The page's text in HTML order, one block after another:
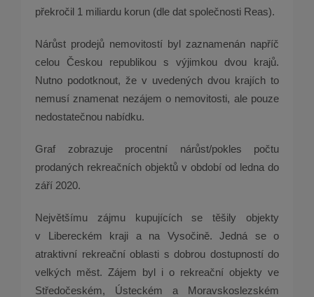
překročil 1 miliardu korun (dle dat společnosti Reas).
Nárůst prodejů nemovitostí byl zaznamenán napříč
celou Českou republikou s výjimkou dvou krajů.
Nutno podotknout, že v uvedených dvou krajích to
nemusí znamenat nezájem o nemovitosti, ale pouze
nedostatečnou nabídku.
Graf zobrazuje procentní nárůst/pokles počtu
prodaných rekreačních objektů v období od ledna do
září 2020.
Největšímu zájmu kupujících se těšily objekty
v Libereckém kraji a na Vysočině. Jedná se o
atraktivní rekreační oblasti s dobrou dostupností do
velkých měst. Zájem byl i o rekreační objekty ve
Středočeském, Ústeckém a Moravskoslezském